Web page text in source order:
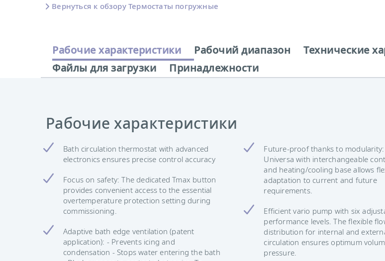
Вернуться к обзору Термостаты погружные
Рабочие характеристики Рабочий диапазон Технические
Файлы для загрузки
Принадлежности
Рабочие характеристики
Bath circulation thermostat with advanced
electronics ensures precise control accuracy
Focus on safety: The dedicated Tmax button
provides convenient access to the essential
overtemperature protection setting during
commissioning.
Adaptive bath edge ventilation (patent
application): - Prevents icing and
condensation - Stops water entering the bath
Future-proof thanks to modularity:
Universa with interchangeable
and heating/cooling base allows
adaptation to current and future
requirements.
Efficient vario pump with six
performance levels. The flexible
distribution for internal and
circulation ensures optimum
pressure.